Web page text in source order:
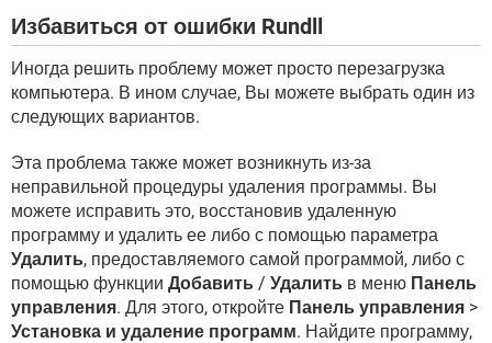
Избавиться от ошибки Rundll
Иногда решить проблему может просто перезагрузка
компьютера. В ином случае, Вы можете выбрать один из
следующих вариантов.
Эта проблема также может возникнуть из-за
неправильной процедуры удаления программы. Вы
можете исправить это, восстановив удаленную
программу и удалить ее либо с помощью параметра
Удалить, предоставляемого самой программой, либо с
помощью функции Добавить / Удалить в меню Панель
управления. Для этого, откройте Панель управления >
Установка и удаление программ. Найдите программу,